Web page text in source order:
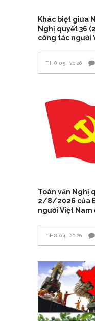
Khác biệt giữa
Nghị quyết 36
công tác người
TH8 05, 2026
Toàn văn Nghị
2/8/2026 của
người Việt Nam
TH8 04, 2026